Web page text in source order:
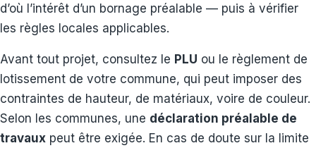
d’où l’intérêt d’un bornage préalable — puis à vérifier
les règles locales applicables.
Avant tout projet, consultez le PLU ou le règlement de
lotissement de votre commune, qui peut imposer des
contraintes de hauteur, de matériaux, voire de couleur.
Selon les communes, une déclaration préalable de
travaux peut être exigée. En cas de doute sur la limite